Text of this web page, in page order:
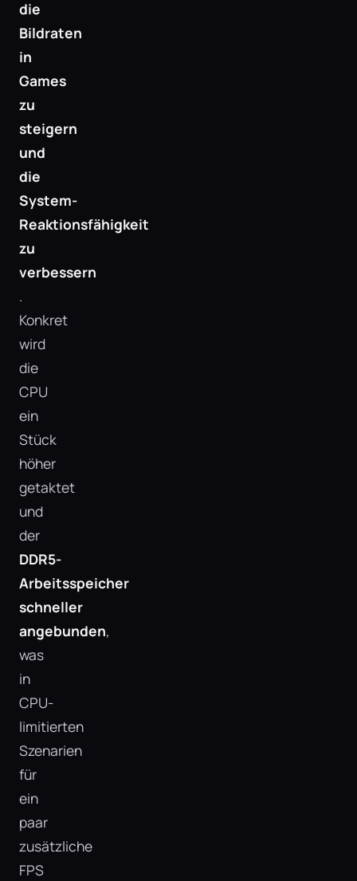
die
Bildraten
in
Games
zu
steigern
und
die
System-
Reaktionsfähigkeit
zu
verbessern
.
Konkret
wird
die
CPU
ein
Stück
höher
getaktet
und
der
DDR5-
Arbeitsspeicher
schneller
angebunden,
was
in
CPU-
limitierten
Szenarien
für
ein
paar
zusätzliche
FPS